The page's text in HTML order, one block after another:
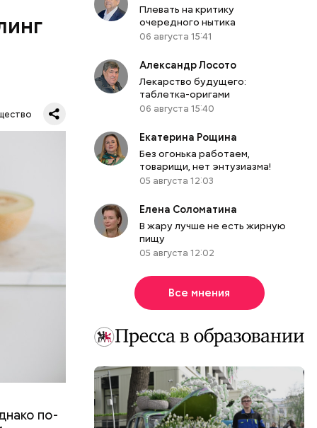
по-
ему не
в
Плевать на критику
очередного нытика
06 августа 15:41
Александр Лосото
Лекарство будущего:
таблетка-оригами
06 августа 15:40
Екатерина Рощина
Без огонька работаем,
товарищи, нет энтузиазма!
05 августа 12:03
Елена Соломатина
В жару лучше не есть жирную
пищу
05 августа 12:02
Все мнения